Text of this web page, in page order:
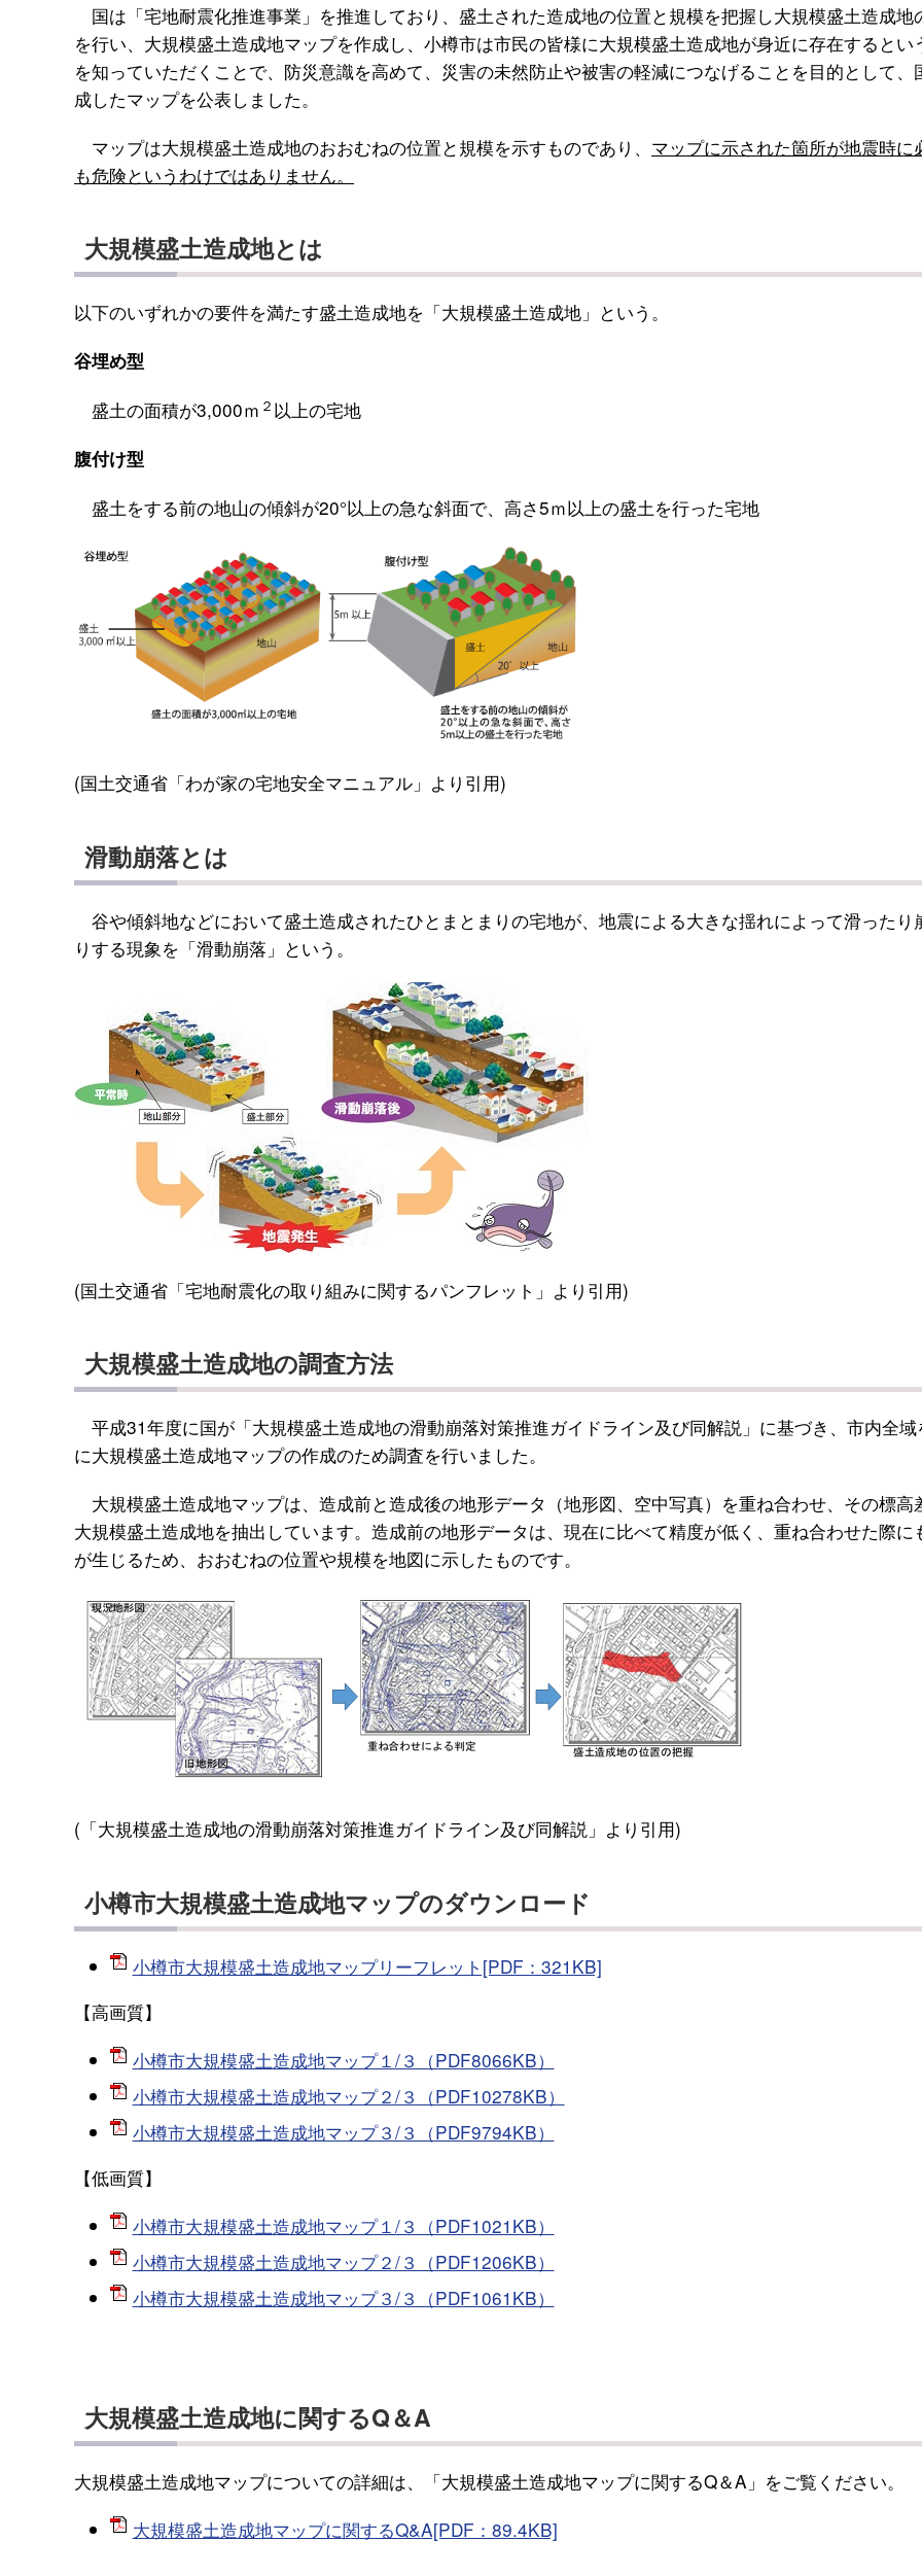
国は「宅地耐震化推進事業」を推進しており、盛土された造成地の位置と規模を把握し大規模盛土造成地
を行い、大規模盛土造成地マップを作成し、小樽市は市民の皆様に大規模盛土造成地が身近に存在するとい
を知っていただくことで、防災意識を高めて、災害の未然防止や被害の軽減につなげることを目的として、
成したマップを公表しました。
マップは大規模盛土造成地のおおむねの位置と規模を示すものであり、 マップに示された箇所が地震時に
も危険というわけではありません。
大規模盛土造成地とは
以下のいずれかの要件を満たす盛土造成地を「大規模盛土造成地」という。
谷埋め型
盛土の面積が3,000ｍ ２ 以上の宅地
腹付け型
盛土をする前の地山の傾斜が20°以上の急な斜面で、高さ5ｍ以上の盛土を行った宅地
(国土交通省「わが家の宅地安全マニュアル」より引用)
滑動崩落とは
谷や傾斜地などにおいて盛土造成されたひとまとまりの宅地が、地震による大きな揺れによって滑ったり
りする現象を「滑動崩落」という。
(国土交通省「宅地耐震化の取り組みに関するパンフレット」より引用)
大規模盛土造成地の調査方法
平成31年度に国が「大規模盛土造成地の滑動崩落対策推進ガイドライン及び同解説」に基づき、市内全域
に大規模盛土造成地マップの作成のため調査を行いました。
大規模盛土造成地マップは、造成前と造成後の地形データ（地形図、空中写真）を重ね合わせ、その標高
大規模盛土造成地を抽出しています。造成前の地形データは、現在に比べて精度が低く、重ね合わせた際に
が生じるため、おおむねの位置や規模を地図に示したものです。
(「大規模盛土造成地の滑動崩落対策推進ガイドライン及び同解説」より引用)
小樽市大規模盛土造成地マップのダウンロード
小樽市大規模盛土造成地マップリーフレット[PDF：321KB]
【高画質】
小樽市大規模盛土造成地マップ１/３（PDF8066KB）
小樽市大規模盛土造成地マップ２/３（PDF10278KB）
小樽市大規模盛土造成地マップ３/３（PDF9794KB）
【低画質】
小樽市大規模盛土造成地マップ１/３（PDF1021KB）
小樽市大規模盛土造成地マップ２/３（PDF1206KB）
小樽市大規模盛土造成地マップ３/３（PDF1061KB）
大規模盛土造成地に関するQ＆A
大規模盛土造成地マップについての詳細は、「大規模盛土造成地マップに関するQ＆A」をご覧ください。
大規模盛土造成地マップに関するQ&A[PDF：89.4KB]